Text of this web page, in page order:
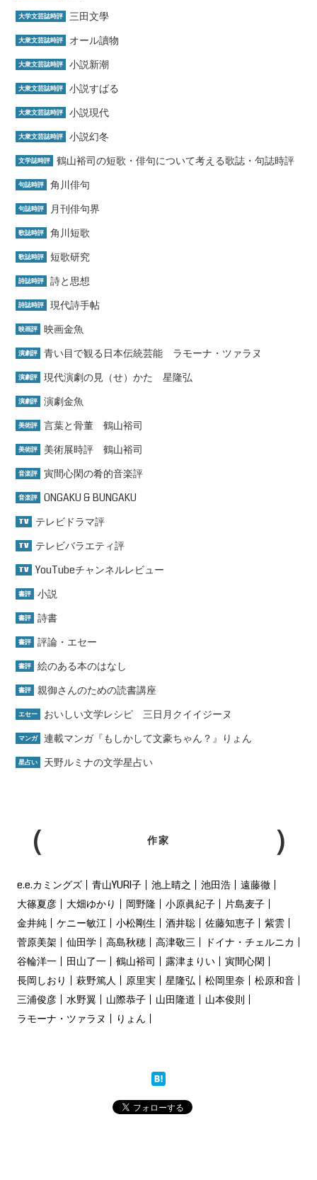
大学文芸誌時評 三田文學
大衆文芸誌時評 オール讀物
大衆文芸誌時評 小説新潮
大衆文芸誌時評 小説すばる
大衆文芸誌時評 小説現代
大衆文芸誌時評 小説幻冬
文学誌時評 鶴山裕司の短歌・俳句について考える歌誌・句誌時評
句誌時評 角川俳句
句誌時評 月刊俳句界
歌誌時評 角川短歌
歌誌時評 短歌研究
詩誌時評 詩と思想
詩誌時評 現代詩手帖
映画評 映画金魚
演劇評 青い目で観る日本伝統芸能 ラモーナ・ツァラヌ
演劇評 現代演劇の見（せ）かた 星隆弘
演劇評 演劇金魚
美術評 言葉と骨董 鶴山裕司
美術評 美術展時評 鶴山裕司
音楽評 寅間心閑の肴的音楽評
音楽評 ONGAKU & BUNGAKU
TV テレビドラマ評
TV テレビバラエティ評
TV YouTubeチャンネルレビュー
書評 小説
書評 詩書
書評 評論・エセー
書評 絵のある本のはなし
書評 親御さんのための読書講座
エセー おいしい文学レシピ 三日月クイイジーヌ
マンガ 連載マンガ『もしかして文豪ちゃん？』りょん
星占い 天野ルミナの文学星占い
作家
e.e.カミングズ 青山YURI子 池上晴之 池田浩
遠藤徹
大篠夏彦
大畑ゆかり 岡野隆 小原眞紀子
片島麦子
金井純
ケニー敏江 小松剛生 酒井聡 佐藤知恵子
紫雲
菅原美架
仙田学 高島秋穂 高津敬三
ドイナ・チェルニカ
谷輪洋一
田山了一 鶴山裕司 露津まりい
寅間心閑
長岡しおり
萩野篤人 原里実 星隆弘 松岡里奈
松原和音
三浦俊彦
水野翼 山際恭子 山田隆道
山本俊則
ラモーナ・ツァラヌ
りょん